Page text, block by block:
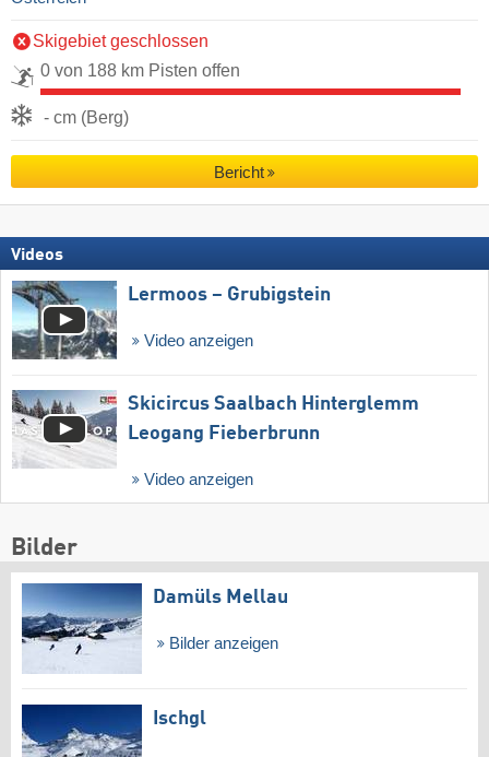
Skigebiet geschlossen
0 von 188 km Pisten offen
- cm (Berg)
Bericht
Videos
Lermoos – Grubigstein
Video anzeigen
Skicircus Saalbach Hinterglemm
Leogang Fieberbrunn
Video anzeigen
Bilder
Damüls Mellau
Bilder anzeigen
Ischgl